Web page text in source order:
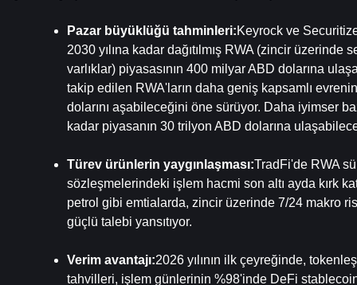
Pazar büyüklüğü tahminleri:Keyrock ve
2030 yılına kadar dağıtılmış RWA (zincir üzerinde
varlıklar) piyasasının 400 milyar ABD dolarına
takip edilen RWA'ların daha geniş kapsamlı
dolarını aşabileceğini öne sürüyor. Daha iyimser
kadar piyasanın 30 trilyon ABD dolarına
Türev ürünlerin yaygınlaşması:TradFi'de RWA
sözleşmelerindeki işlem hacmi son altı ayda kırk
petrol gibi emtialarda, zincir üzerinde 7/24 makro
güçlü talebi yansıtıyor.
Verim avantajı:2026 yılının ilk çeyreğinde,
tahvilleri, işlem günlerinin %98'inde DeFi